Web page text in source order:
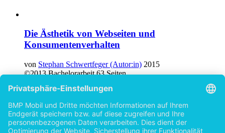
Die Ästhetik von Webseiten und
Konsumentenverhalten
von Stephan Schwertfeger (Autor:in) 2015
©2013 Bachelorarbeit 63 Seiten
Hilfe/FAQ
Datenschutz
AGB
Vertrag widerrufen